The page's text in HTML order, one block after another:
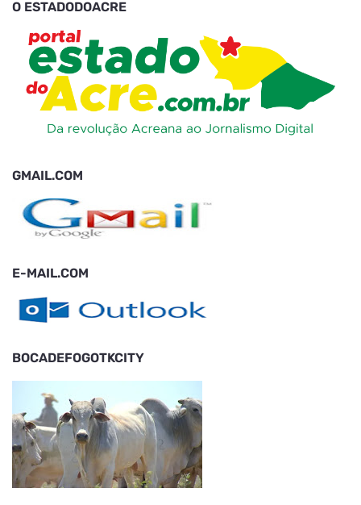
O ESTADODOACRE
GMAIL.COM
E-MAIL.COM
BOCADEFOGOTKCITY